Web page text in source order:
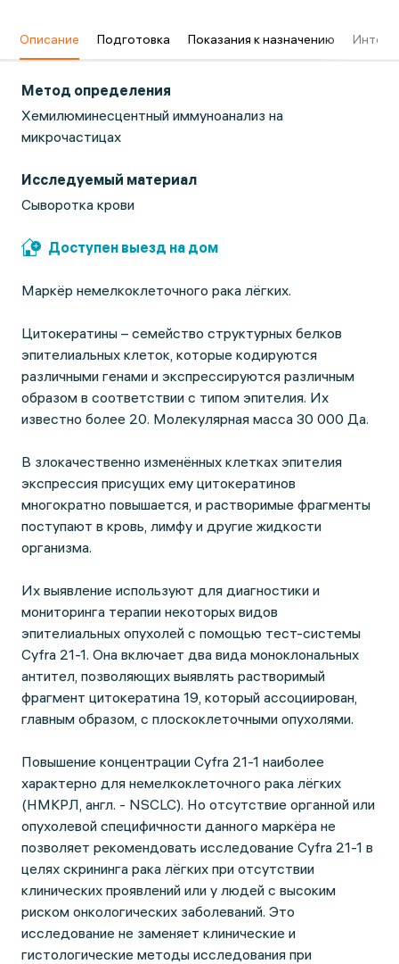
Описание Подготовка Показания к назначению
Метод определения
Хемилюминесцентный иммуноанализ на
микрочастицах
Исследуемый материал
Сыворотка крови
Доступен выезд на дом
Маркёр немелкоклеточного рака лёгких.
Цитокератины – семейство структурных белков
эпителиальных клеток, которые кодируются
различными генами и экспрессируются различным
образом в соответствии с типом эпителия. Их
известно более 20. Молекулярная масса 30 000 Да.
В злокачественно изменённых клетках эпителия
экспрессия присущих ему цитокератинов
многократно повышается, и растворимые фрагменты
поступают в кровь, лимфу и другие жидкости
организма.
Их выявление используют для диагностики и
мониторинга терапии некоторых видов
эпителиальных опухолей с помощью тест-системы
Cyfra 21-1. Она включает два вида моноклональных
антител, позволяющих выявлять растворимый
фрагмент цитокератина 19, который ассоциирован,
главным образом, с плоскоклеточными опухолями.
Повышение концентрации Cyfra 21-1 наиболее
характерно для немелкоклеточного рака лёгких
(НМКРЛ, англ. - NSCLC). Но отсутствие органной или
опухолевой специфичности данного маркёра не
позволяет рекомендовать исследование Cyfra 21-1 в
целях скрининга рака лёгких при отсутствии
клинических проявлений или у людей с высоким
риском онкологических заболеваний. Это
исследование не заменяет клинические и
гистологические методы исследования при